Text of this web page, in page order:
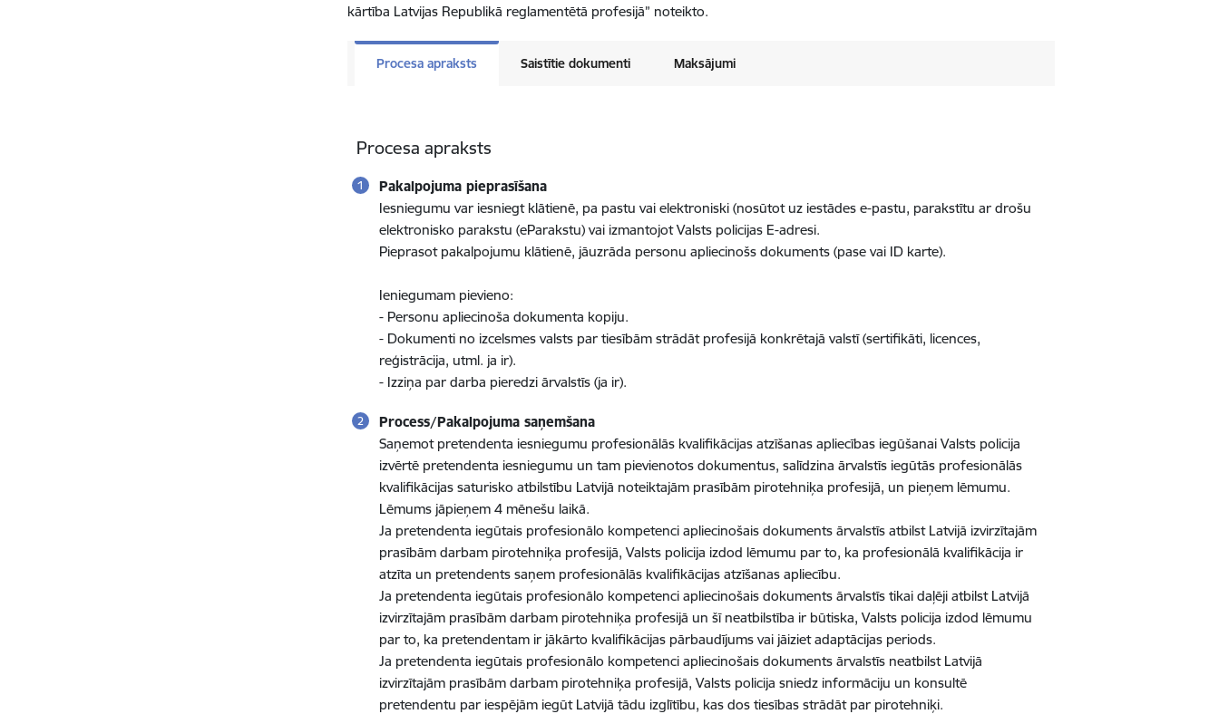
kārtība Latvijas Republikā reglamentētā profesijā” noteikto.
Procesa apraksts Saistītie dokumenti Maksājumi
Procesa apraksts
Pakalpojuma pieprasīšana
Iesniegumu var iesniegt klātienē, pa pastu vai elektroniski (nosūtot uz iestādes e-pastu, parakstītu ar drošu
elektronisko parakstu (eParakstu) vai izmantojot Valsts policijas E-adresi.
Pieprasot pakalpojumu klātienē, jāuzrāda personu apliecinošs dokuments (pase vai ID karte).
Ieniegumam pievieno:
- Personu apliecinoša dokumenta kopiju.
- Dokumenti no izcelsmes valsts par tiesībām strādāt profesijā konkrētajā valstī (sertifikāti, licences,
reģistrācija, utml. ja ir).
- Izziņa par darba pieredzi ārvalstīs (ja ir).
Process/Pakalpojuma saņemšana
Saņemot pretendenta iesniegumu profesionālās kvalifikācijas atzīšanas apliecības iegūšanai Valsts policija
izvērtē pretendenta iesniegumu un tam pievienotos dokumentus, salīdzina ārvalstīs iegūtās profesionālās
kvalifikācijas saturisko atbilstību Latvijā noteiktajām prasībām pirotehniķa profesijā, un pieņem lēmumu.
Lēmums jāpieņem 4 mēnešu laikā.
Ja pretendenta iegūtais profesionālo kompetenci apliecinošais dokuments ārvalstīs atbilst Latvijā izvirzītajām
prasībām darbam pirotehniķa profesijā, Valsts policija izdod lēmumu par to, ka profesionālā kvalifikācija ir
atzīta un pretendents saņem profesionālās kvalifikācijas atzīšanas apliecību.
Ja pretendenta iegūtais profesionālo kompetenci apliecinošais dokuments ārvalstīs tikai daļēji atbilst Latvijā
izvirzītajām prasībām darbam pirotehniķa profesijā un šī neatbilstība ir būtiska, Valsts policija izdod lēmumu
par to, ka pretendentam ir jākārto kvalifikācijas pārbaudījums vai jāiziet adaptācijas periods.
Ja pretendenta iegūtais profesionālo kompetenci apliecinošais dokuments ārvalstīs neatbilst Latvijā
izvirzītajām prasībām darbam pirotehniķa profesijā, Valsts policija sniedz informāciju un konsultē
pretendentu par iespējām iegūt Latvijā tādu izglītību, kas dos tiesības strādāt par pirotehniķi.